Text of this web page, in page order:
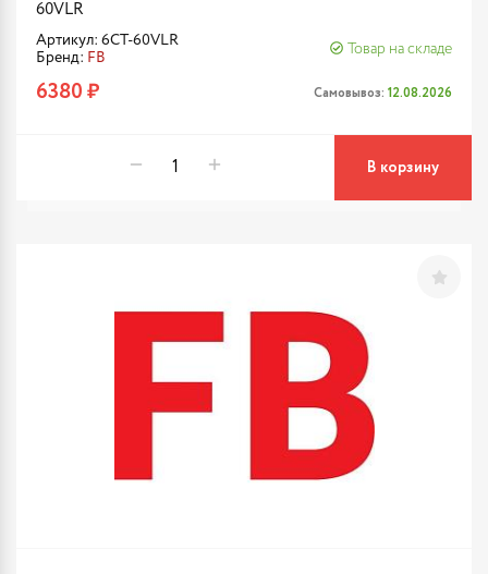
60VLR
Артикул: 6CT-60VLR
Бренд: FB
Товар на складе
6380 ₽ Самовывоз: 12.08.2026
В корзину